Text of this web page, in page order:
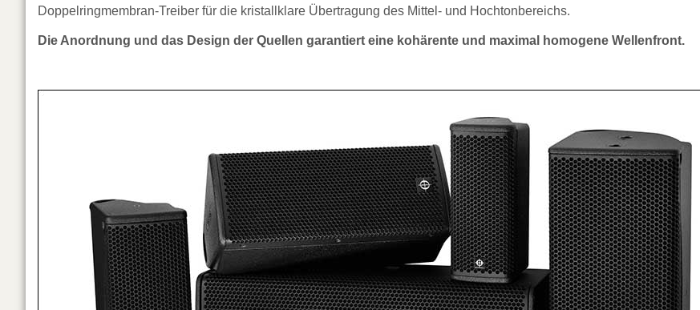
Doppelringmembran-Treiber für die kristallklare Übertragung des Mittel- und Hochtonbereichs.
Die Anordnung und das Design der Quellen garantiert eine kohärente und maximal homogene Wellenfront.